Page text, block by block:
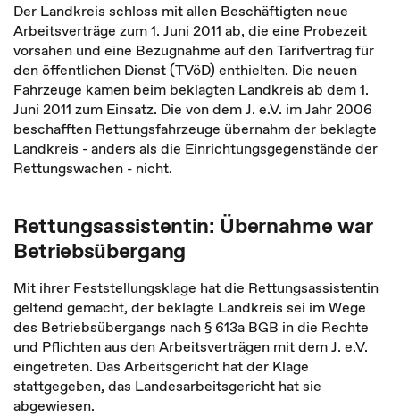
Der Landkreis schloss mit allen Beschäftigten neue
Arbeitsverträge zum 1. Juni 2011 ab, die eine Probezeit
vorsahen und eine Bezugnahme auf den Tarifvertrag für
den öffentlichen Dienst (TVöD) enthielten. Die neuen
Fahrzeuge kamen beim beklagten Landkreis ab dem 1.
Juni 2011 zum Einsatz. Die von dem J. e.V. im Jahr 2006
beschafften Rettungsfahrzeuge übernahm der beklagte
Landkreis - anders als die Einrichtungsgegenstände der
Rettungswachen - nicht.
Rettungsassistentin: Übernahme war
Betriebsübergang
Mit ihrer Feststellungsklage hat die Rettungsassistentin
geltend gemacht, der beklagte Landkreis sei im Wege
des Betriebsübergangs nach § 613a BGB in die Rechte
und Pflichten aus den Arbeitsverträgen mit dem J. e.V.
eingetreten. Das Arbeitsgericht hat der Klage
stattgegeben, das Landesarbeitsgericht hat sie
abgewiesen.